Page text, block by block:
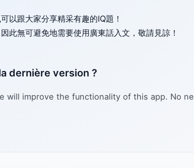
以跟大家分享精采有趣的IQ題！
此無可避免地需要使用廣東話入文，敬請見諒！
dernière version ?
will improve the functionality of this app. No